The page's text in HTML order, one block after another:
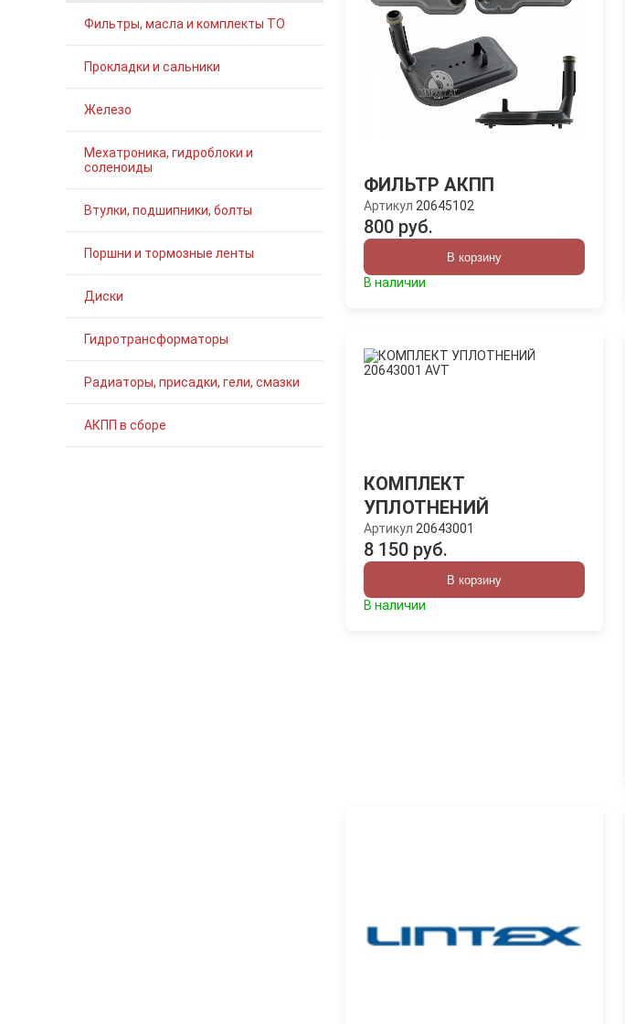
Фильтры, масла и комплекты ТО
Прокладки и сальники
Железо
Мехатроника, гидроблоки и
соленоиды
Втулки, подшипники, болты
Поршни и тормозные ленты
Диски
Гидротрансформаторы
Радиаторы, присадки, гели, смазки
АКПП в сборе
ФИЛЬТР АКПП
Артикул 20645102
800 руб.
В корзину
В наличии
КОМПЛЕКТ
УПЛОТНЕНИЙ
Артикул 20643001
8 150 руб.
В корзину
В наличии